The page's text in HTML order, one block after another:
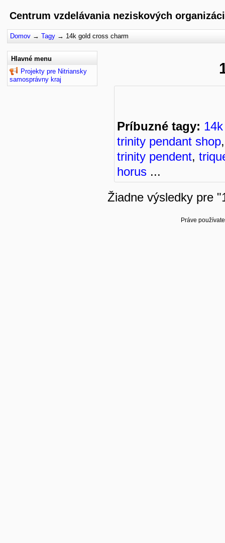
Centrum vzdelávania neziskových
Domov → Tagy → 14k gold cross charm
Príbuzné tagy:
trinity pendant shop
trinity pendent,
horus...
Žiadne výsledky pre
Hlavné menu
Projekty pre Nitriansky
samosprávny kraj
Práve